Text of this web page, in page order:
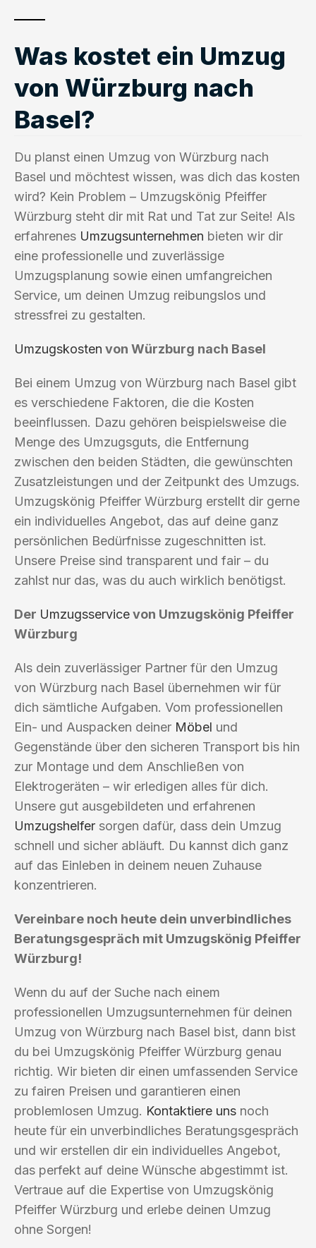
Was kostet ein Umzug
von Würzburg nach
Basel?
Du planst einen Umzug von Würzburg nach
Basel und möchtest wissen, was dich das kosten
wird? Kein Problem – Umzugskönig Pfeiffer
Würzburg steht dir mit Rat und Tat zur Seite! Als
erfahrenes Umzugsunternehmen bieten wir dir
eine professionelle und zuverlässige
Umzugsplanung sowie einen umfangreichen
Service, um deinen Umzug reibungslos und
stressfrei zu gestalten.
Umzugskosten von Würzburg nach Basel
Bei einem Umzug von Würzburg nach Basel gibt
es verschiedene Faktoren, die die Kosten
beeinflussen. Dazu gehören beispielsweise die
Menge des Umzugsguts, die Entfernung
zwischen den beiden Städten, die gewünschten
Zusatzleistungen und der Zeitpunkt des Umzugs.
Umzugskönig Pfeiffer Würzburg erstellt dir gerne
ein individuelles Angebot, das auf deine ganz
persönlichen Bedürfnisse zugeschnitten ist.
Unsere Preise sind transparent und fair – du
zahlst nur das, was du auch wirklich benötigst.
Der Umzugsservicevon Umzugskönig Pfeiffer
Würzburg
Als dein zuverlässiger Partner für den Umzug
von Würzburg nach Basel übernehmen wir für
dich sämtliche Aufgaben. Vom professionellen
Ein- und Auspacken deiner Möbel und
Gegenstände über den sicheren Transport bis hin
zur Montage und dem Anschließen von
Elektrogeräten – wir erledigen alles für dich.
Unsere gut ausgebildeten und erfahrenen
Umzugshelfer sorgen dafür, dass dein Umzug
schnell und sicher abläuft. Du kannst dich ganz
auf das Einleben in deinem neuen Zuhause
konzentrieren.
Vereinbare noch heute dein unverbindliches
Beratungsgespräch mit Umzugskönig Pfeiffer
Würzburg!
Wenn du auf der Suche nach einem
professionellen Umzugsunternehmen für deinen
Umzug von Würzburg nach Basel bist, dann bist
du bei Umzugskönig Pfeiffer Würzburg genau
richtig. Wir bieten dir einen umfassenden Service
zu fairen Preisen und garantieren einen
problemlosen Umzug. Kontaktiere uns noch
heute für ein unverbindliches Beratungsgespräch
und wir erstellen dir ein individuelles Angebot,
das perfekt auf deine Wünsche abgestimmt ist.
Vertraue auf die Expertise von Umzugskönig
Pfeiffer Würzburg und erlebe deinen Umzug
ohne Sorgen!